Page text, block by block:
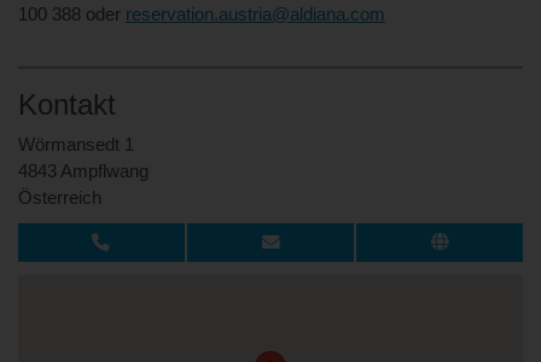
100 388 oder reservation.austria@aldiana.com
Kontakt
Wörmansedt 1
4843 Ampflwang
Österreich